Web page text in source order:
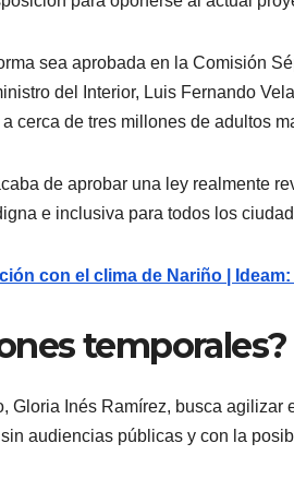
sea aprobada en la Comisión
del Interior, Luis Fernando
cerca de tres millones de adultos
de aprobar una ley realmente
e inclusiva para todos los
con el clima de Nariño |
temporales?
Gloria Inés Ramírez, busca
audiencias públicas y con la